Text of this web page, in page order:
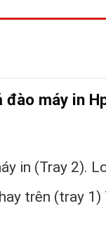
đào máy in
in (Tray 2).
trên (tray